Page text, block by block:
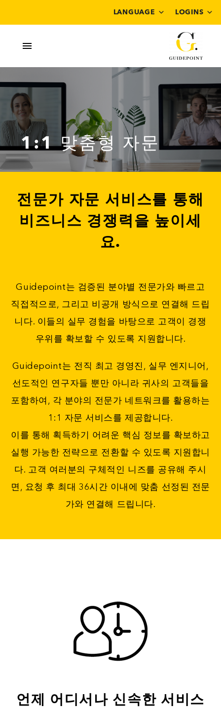
LANGUAGE LOGINS
1:1 맞춤형 자문
전문가 자문 서비스를 통해
비즈니스 경쟁력을 높이세
요.
Guidepoint는 검증된 분야별 전문가와 빠르고
직접적으로, 그리고 비공개 방식으로 연결해 드립
니다. 이들의 실무 경험을 바탕으로 고객이 경쟁
우위를 확보할 수 있도록 지원합니다.
Guidepoint는 전직 최고 경영진, 실무 엔지니어,
선도적인 연구자들 뿐만 아니라 귀사의 고객들을
포함하여, 각 분야의 전문가 네트워크를 활용하는
1:1 자문 서비스를 제공합니다.
이를 통해 획득하기 어려운 핵심 정보를 확보하고
실행 가능한 전략으로 전환할 수 있도록 지원합니
다. 고객 여러분의 구체적인 니즈를 공유해 주시
면, 요청 후 최대 36시간 이내에 맞춤 선정된 전문
가와 연결해 드립니다.
언제 어디서나 신속한 서비스